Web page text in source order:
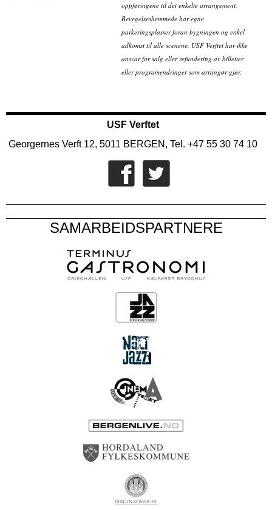
oppføringene til det enkelte arrangement.
Bevegelseshemmede har egne
parkeringsplasser foran bygningen og enkel
adkomst til alle scenene. USF Verftet har ikke
ansvar for salg eller refundering av billetter
eller programendringer som arrangør gjør.
USF Verftet
Georgernes Verft 12, 5011 BERGEN, Tel. +47 55 30 74 10
SAMARBEIDSPARTNERE